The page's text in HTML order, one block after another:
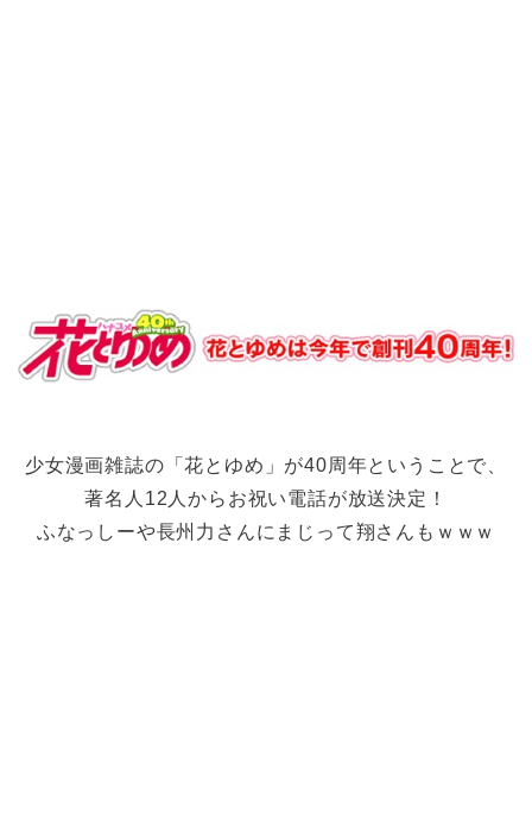
少女漫画雑誌の「花とゆめ」が40周年ということで、
著名人12人からお祝い電話が放送決定！
ふなっしーや長州力さんにまじって翔さんもｗｗｗ